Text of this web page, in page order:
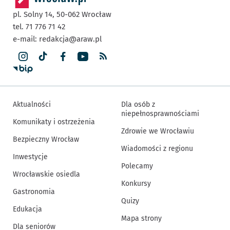
pl. Solny 14, 50-062 Wrocław
tel. 71 776 71 42
e-mail: redakcja@araw.pl
Aktualności
Komunikaty i ostrzeżenia
Bezpieczny Wrocław
Inwestycje
Wrocławskie osiedla
Gastronomia
Edukacja
Dla seniorów
Dla osób z
niepełnosprawnościami
Zdrowie we Wrocławiu
Wiadomości z regionu
Polecamy
Konkursy
Quizy
Mapa strony